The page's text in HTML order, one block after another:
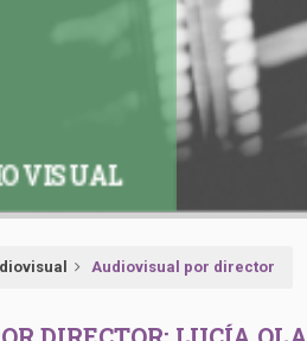
Audiovisual por director